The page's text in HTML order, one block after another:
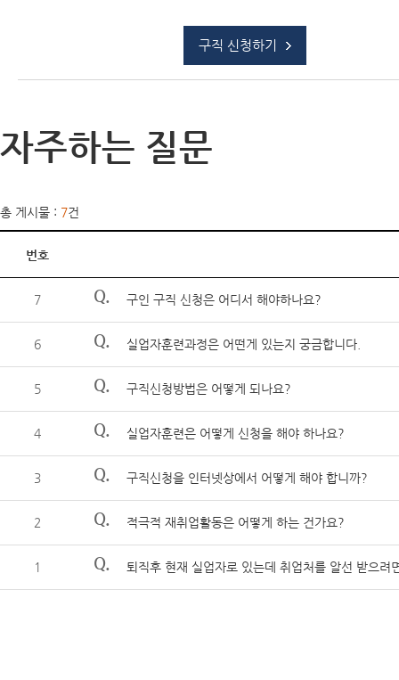
구직 신청하기
자주하는 질문
총 게시물 : 7건
번호
7 Q. 구인 구직 신청은 어디서 해야하나요?
6 Q. 실업자훈련과정은 어떤게 있는지 궁금합니다.
5 Q. 구직신청방법은 어떻게 되나요?
4 Q. 실업자훈련은 어떻게 신청을 해야 하나요?
3 Q. 구직신청을 인터넷상에서 어떻게 해야 합니까?
2 Q. 적극적 재취업활동은 어떻게 하는 건가요?
1 Q. 퇴직후 현재 실업자로 있는데 취업처를 알선 받으려